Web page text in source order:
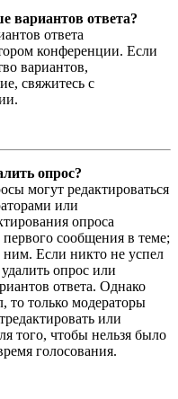
вариантов ответа?
ответа
конференции. Если
вариантов,
свяжитесь с
опрос?
могут редактироваться
или
опроса
сообщения в теме;
ним. Если никто не успел
опрос или
ответа. Однако
то только модераторы
или
того, чтобы нельзя было
голосования.